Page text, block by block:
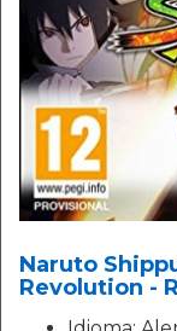
Naruto
Revolution -